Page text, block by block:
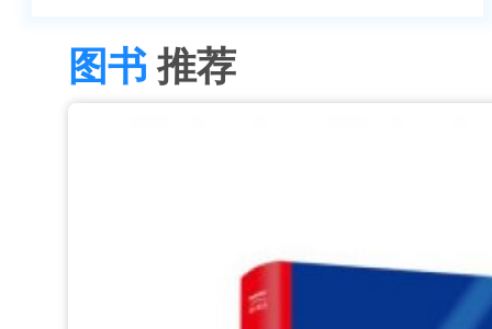
图书推荐